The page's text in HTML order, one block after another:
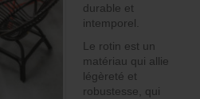
durable et
intemporel.
Le rotin est un
matériau qui allie
légèreté et
robustesse, qui